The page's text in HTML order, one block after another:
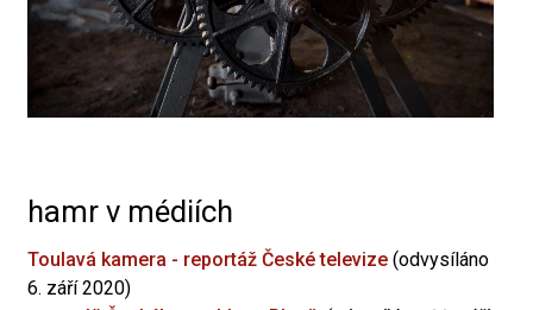
hamr v médiích
Toulavá kamera - reportáž České televize (odvysíláno
6. září 2020)